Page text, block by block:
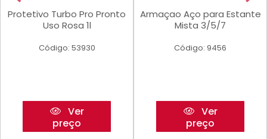
Protetivo Turbo Pro Pronto
Uso Rosa 1l
Código: 53930
Ver
preço
Armaçao Aço para Estante
Mista 3/5/7
Código: 9456
Ver
preço